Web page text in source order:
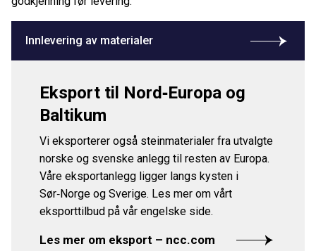
Innlevering av materialer
Eksport til Nord‑Europa og
Baltikum
Vi eksporterer også steinmaterialer fra utvalgte
norske og svenske anlegg til resten av Europa.
Våre eksportanlegg ligger langs kysten i
Sør‑Norge og Sverige. Les mer om vårt
eksporttilbud på vår engelske side.
Les mer om eksport – ncc.com